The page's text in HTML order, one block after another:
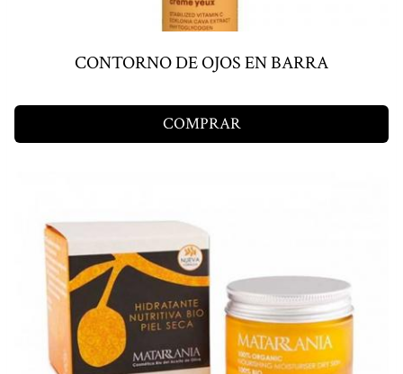
CONTORNO DE OJOS EN BARRA
COMPRAR